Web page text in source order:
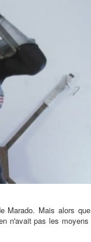
Marado. Mais alors
n'avait pas les